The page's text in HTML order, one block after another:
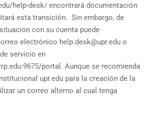
help-desk/ encontrará documentación
esta transición. Sin embargo, de
con su cuenta puede
electrónico help.desk@upr.edu o
servicio en
portal. Aunque se recomienda
upr.edu para la creación de la
un correo alterno al cual tenga